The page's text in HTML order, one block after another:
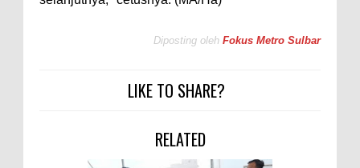
Diposting oleh Fokus Metro Sulbar
LIKE TO SHARE?
RELATED